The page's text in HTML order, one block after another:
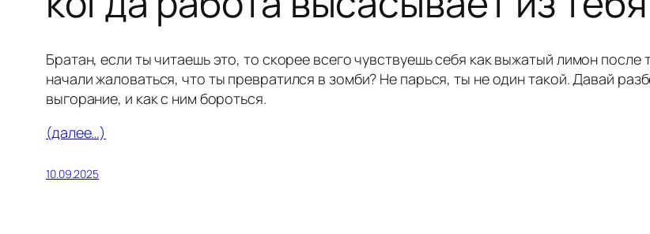
Братан, если ты читаешь это, то скорее всего чувствуешь себя как выжатый лимон
начали жаловаться, что ты превратился в зомби? Не парься, ты не один такой. Давай
выгорание, и как с ним бороться.
(далее…)
10.09.2025